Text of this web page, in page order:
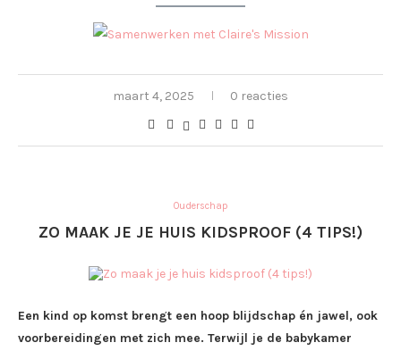
maart 4, 2025 0 reacties
Ouderschap
ZO MAAK JE JE HUIS KIDSPROOF (4 TIPS!)
Een kind op komst brengt een hoop blijdschap én jawel, ook
voorbereidingen met zich mee. Terwijl je de babykamer